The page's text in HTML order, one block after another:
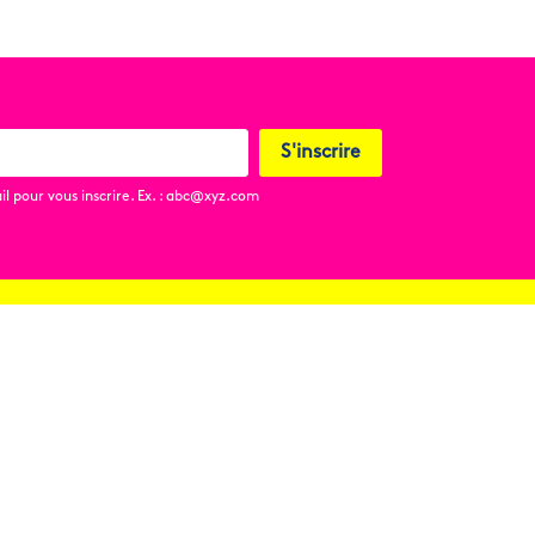
pour vous inscrire. Ex. : abc@xyz.com
S'inscrire